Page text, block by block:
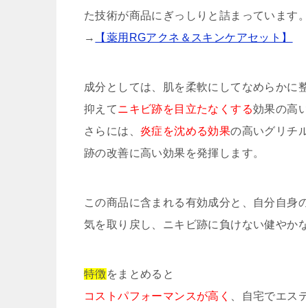
た技術が商品にぎっしりと詰まっています。
→
【薬用RGアクネ＆スキンケアセット】
成分としては、肌を柔軟にしてなめらかに
抑えてニキビ跡を目立たなくする効果の高
さらには、 炎症を沈める効果の高いグリチ
跡の改善に高い効果を発揮します。
この商品に含まれる有効成分と、自分自身
気を取り戻し、ニキビ跡に負けない健やか
特徴をまとめると
コストパフォーマンスが高く
、自宅でエス